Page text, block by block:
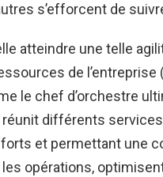
s’efforcent de
atteindre une telle
de l’entreprise
le chef d’orchestre
différents
et permettant une
opérations,